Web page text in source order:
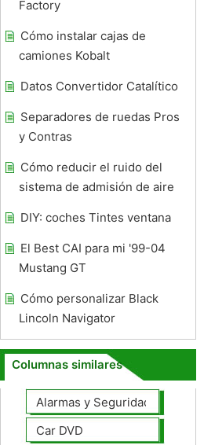
Factory
Cómo instalar cajas de
camiones Kobalt
Datos Convertidor Catalítico
Separadores de ruedas Pros
y Contras
Cómo reducir el ruido del
sistema de admisión de aire
DIY: coches Tintes ventana
El Best CAI para mi '99-04
Mustang GT
Cómo personalizar Black
Lincoln Navigator
Columnas similares
Alarmas y Seguridad
Car DVD